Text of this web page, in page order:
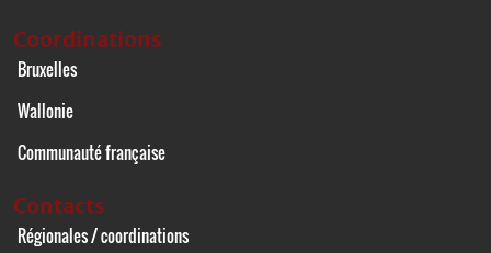
Coordinations
Bruxelles
Wallonie
Communauté française
Contacts
Régionales / coordinations